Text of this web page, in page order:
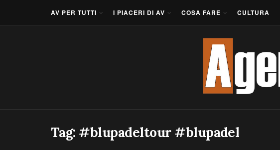
AV PER TUTTI I PIACERI DI AV COSA FARE CULTURA
Tag: #blupadeltour #blupadel